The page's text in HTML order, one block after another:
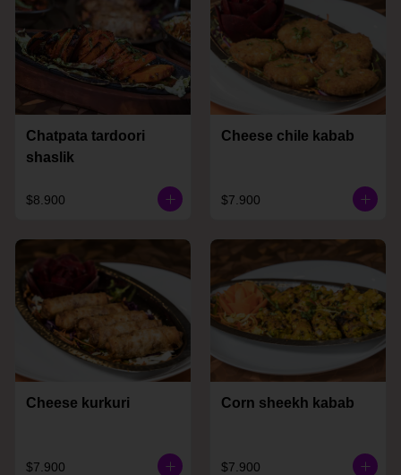
Chatpata tardoori
shaslik
$8.900
Cheese chile kabab
$7.900
Cheese kurkuri
$7.900
Corn sheekh kabab
$7.900